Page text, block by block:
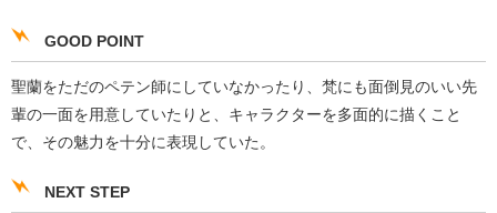
GOOD POINT
聖蘭をただのペテン師にしていなかったり、梵にも面倒見のいい先
輩の一面を用意していたりと、キャラクターを多面的に描くこと
で、その魅力を十分に表現していた。
NEXT STEP